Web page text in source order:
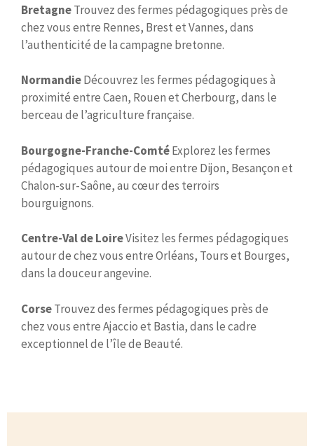
BretagneTrouvez des fermes pédagogiques près de
chez vous entre Rennes, Brest et Vannes, dans
l’authenticité de la campagne bretonne.
NormandieDécouvrez les fermes pédagogiques à
proximité entre Caen, Rouen et Cherbourg, dans le
berceau de l’agriculture française.
Bourgogne-Franche-ComtéExplorez les fermes
pédagogiques autour de moi entre Dijon, Besançon et
Chalon-sur-Saône, au cœur des terroirs
bourguignons.
Centre-Val de LoireVisitez les fermes pédagogiques
autour de chez vous entre Orléans, Tours et Bourges,
dans la douceur angevine.
CorseTrouvez des fermes pédagogiques près de
chez vous entre Ajaccio et Bastia, dans le cadre
exceptionnel de l’île de Beauté.